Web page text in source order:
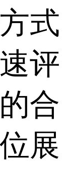
式
评
合
展